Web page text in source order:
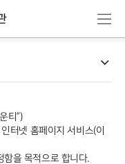
메
뉴
티”)
터넷 홈페이지 서비스(이
함을 목적으로 합니다.